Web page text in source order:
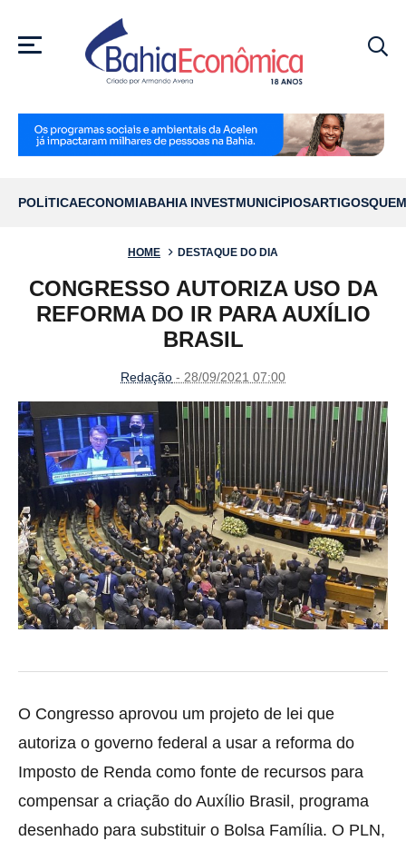
MENU
POLÍTICAECONOMIABAHIA INVESTMUNICÍPIOSARTIGOS
HOME DESTAQUE DO DIA
CONGRESSO AUTORIZA USO DA
REFORMA DO IR PARA AUXÍLIO
BRASIL
Redação - 28/09/2021 07:00
O Congresso aprovou um projeto de lei que
autoriza o governo federal a usar a reforma do
Imposto de Renda como fonte de recursos para
compensar a criação do Auxílio Brasil, programa
desenhado para substituir o Bolsa Família. O PLN,